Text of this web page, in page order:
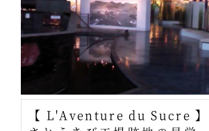
【 L'Aventure du Sucre 】